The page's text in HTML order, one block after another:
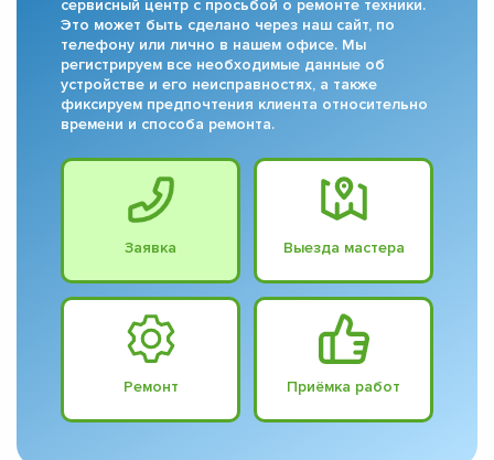
сервисный центр с просьбой о ремонте техники.
Это может быть сделано через наш сайт, по
телефону или лично в нашем офисе. Мы
регистрируем все необходимые данные об
устройстве и его неисправностях, а также
фиксируем предпочтения клиента относительно
времени и способа ремонта.
Заявка Выезда мастера
Ремонт Приёмка работ